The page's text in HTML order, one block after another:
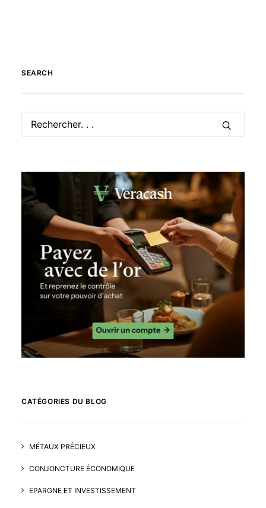
SEARCH
CATÉGORIES DU BLOG
MÉTAUX PRÉCIEUX
CONJONCTURE ÉCONOMIQUE
EPARGNE ET INVESTISSEMENT